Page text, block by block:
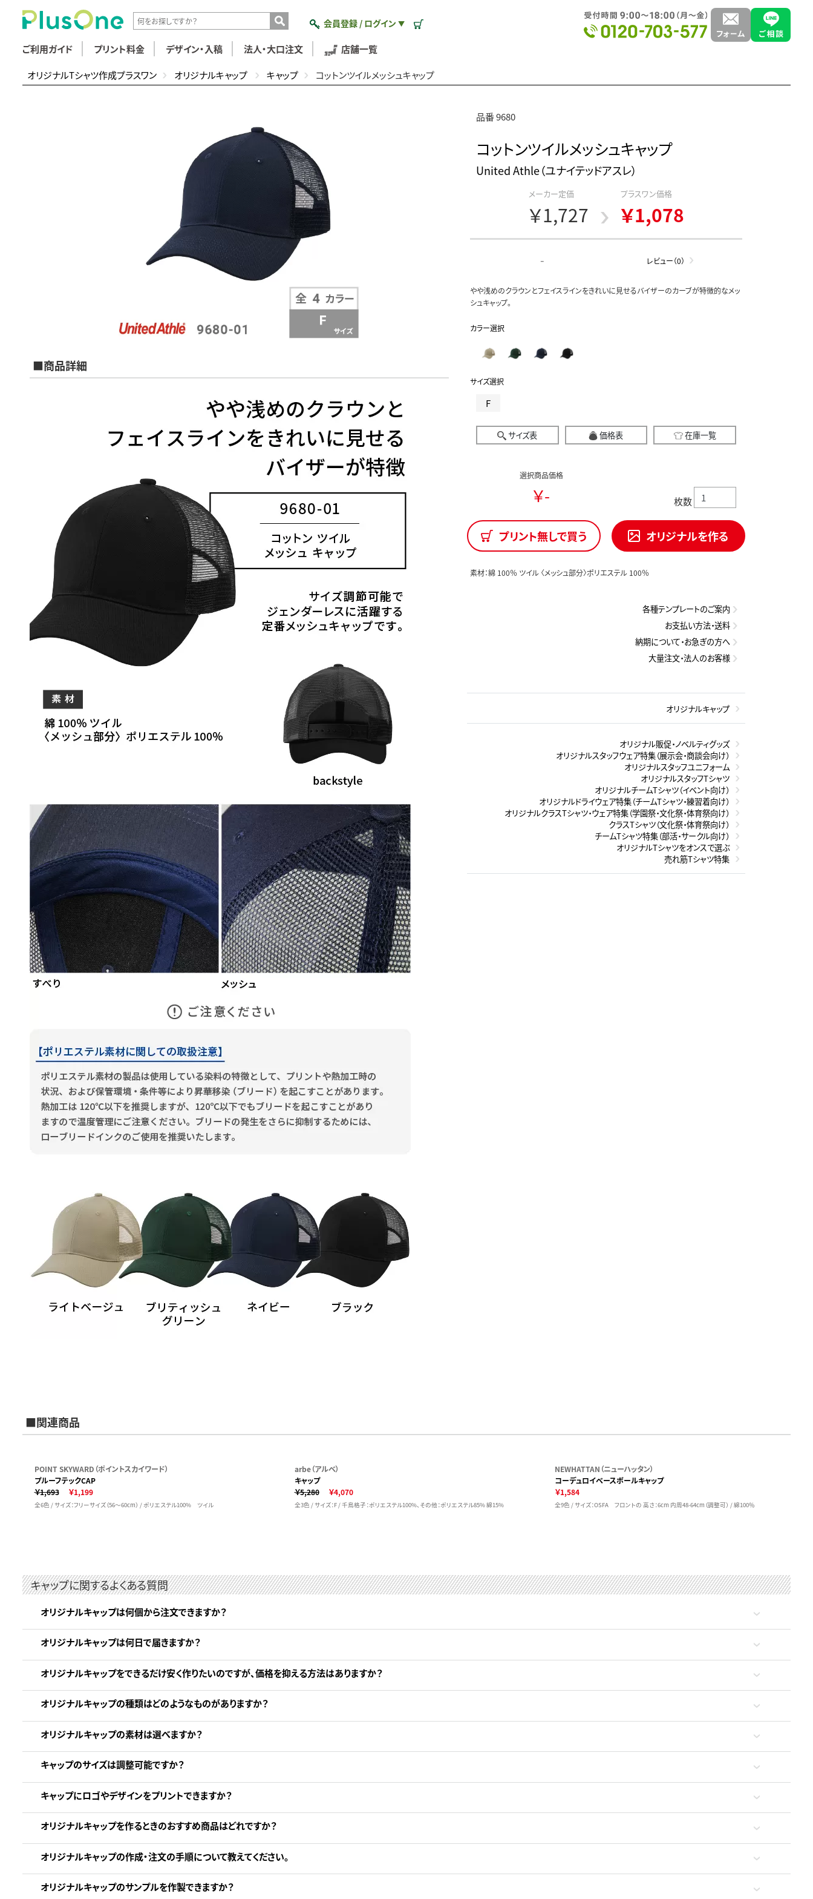
会員登録 / ログイン ▼
ご利用ガイド プリント料金 デザイン・入稿 法人・大口注文 店舗一覧
オリジナルTシャツ作成プラスワン オリジナルキャップ キャップ コットンツイルメッシュキャップ
■商品詳細
品番 9680
コットンツイルメッシュキャップ
United Athle（ユナイテッドアスレ）
メーカー定価
￥1,727
プラスワン価格
￥1,078
- レビュー（0）
やや浅めのクラウンとフェイスラインをきれいに見せるバイザーのカーブが特徴的なメッ
シュキャップ。
カラー選択
サイズ選択
F
サイズ表 価格表 在庫一覧
選択商品価格
￥- 枚数
プリント無しで買う オリジナルを作る
素材：綿 100％ ツイル 〈メッシュ部分〉ポリエステル 100％
各種テンプレートのご案内
お支払い方法・送料
納期について・お急ぎの方へ
大量注文・法人のお客様
オリジナルキャップ
オリジナル販促・ノベルティグッズ
オリジナルスタッフウェア特集（展示会・商談会向け）
オリジナルスタッフユニフォーム
オリジナルスタッフTシャツ
オリジナルチームTシャツ（イベント向け）
オリジナルドライウェア特集（チームTシャツ・練習着向け）
オリジナルクラスTシャツ・ウェア特集（学園祭・文化祭・体育祭向け）
クラスTシャツ（文化祭・体育祭向け）
チームTシャツ特集（部活・サークル向け）
オリジナルTシャツをオンスで選ぶ
売れ筋Tシャツ特集
■関連商品
POINT SKYWARD（ポイントスカイワード）
プルーフテックCAP
￥1,693
￥1,199
全6色 / サイズ：フリーサイズ（56～60cm） / ポリエステル100% ツイル
arbe（アルベ）
キャップ
￥5,280
￥4,070
全3色 / サイズ：F / 千鳥格子：ポリエステル100%、その他：ポリエステル85% 綿15%
NEWHATTAN（ニューハッタン）
コーデュロイベースボールキャップ
￥1,584
全9色 / サイズ：OSFA フロントの 高さ：6cm 内周48-64cm（調整可） / 綿100％
キャップに関するよくある質問
オリジナルキャップは何個から注文できますか？
オリジナルキャップは何日で届きますか？
オリジナルキャップをできるだけ安く作りたいのですが、価格を抑える方法はありますか？
オリジナルキャップの種類はどのようなものがありますか？
オリジナルキャップの素材は選べますか？
キャップのサイズは調整可能ですか？
キャップにロゴやデザインをプリントできますか？
オリジナルキャップを作るときのおすすめ商品はどれですか？
オリジナルキャップの作成・注文の手順について教えてください。
オリジナルキャップのサンプルを作製できますか？